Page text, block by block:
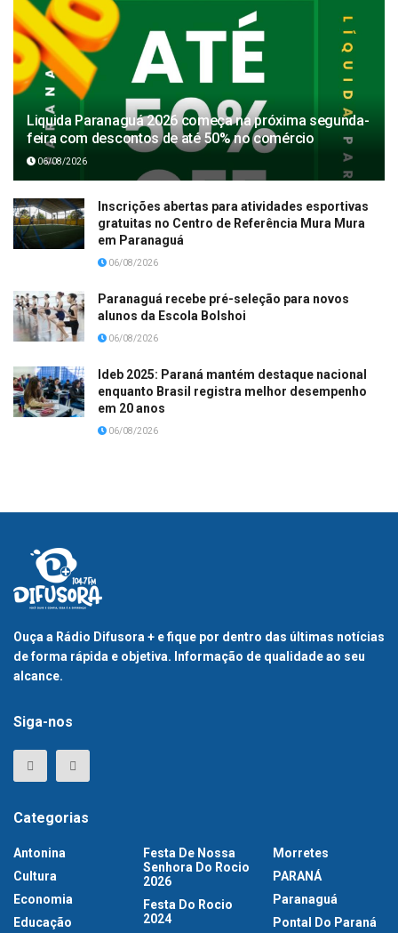
Liquida Paranaguá 2026 começa na próxima segunda-
feira com descontos de até 50% no comércio
06/08/2026
Inscrições abertas para atividades esportivas
gratuitas no Centro de Referência Mura Mura
em Paranaguá
06/08/2026
Paranaguá recebe pré-seleção para novos
alunos da Escola Bolshoi
06/08/2026
Ideb 2025: Paraná mantém destaque nacional
enquanto Brasil registra melhor desempenho
em 20 anos
06/08/2026
Ouça a Rádio Difusora + e fique por dentro das últimas notícias
de forma rápida e objetiva. Informação de qualidade ao seu
alcance.
Siga-nos
Categorias
Antonina
Cultura
Economia
Educação
Festa De Nossa
Senhora Do Rocio
2026
Festa Do Rocio
2024
Morretes
PARANÁ
Paranaguá
Pontal Do Paraná